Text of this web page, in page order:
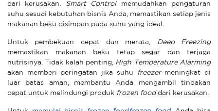
dari kerusakan. Smart Control
memudahkan pengaturan
suhu sesuai kebutuhan bisnis Anda, memastikan setiap jenis
makanan beku disimpan pada suhu yang ideal.
Untuk pembekuan cepat dan merata,
Deep Freezing
memastikan makanan beku tetap segar dan terjaga
nutrisinya. Tidak kalah penting, High Temperature Alarming
akan memberi peringatan jika suhu
freezermeningkat di
luar batas aman, membantu Anda mengambil tindakan
cepat untuk melindungi produk frozen fooddari kerusakan.